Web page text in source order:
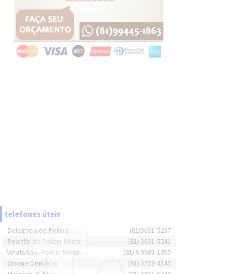
telefones úteis
Delegacia de Polícia
(81)3631-5237
Pelotão de Polícia Militar
(81) 3631-5241
WhatsApp, Polícia Militar
(81) 9 9985-1855
Disque Denúncia
(81) 3719-4545